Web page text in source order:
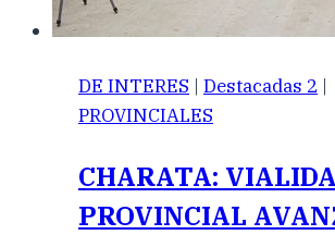
DE INTERES | Destacadas 2 |
PROVINCIALES
CHARATA:
PROVINCIAL